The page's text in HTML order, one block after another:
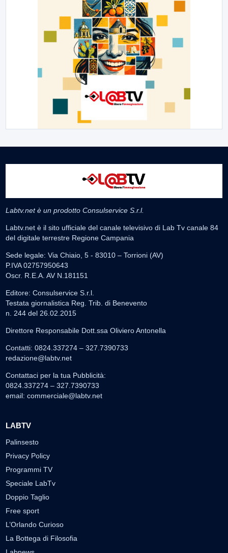
Labtv.net è un prodotto Consulservice S.r.l.
Labtv.net è il sito ufficiale del canale televisivo di Lab Tv canale 84
del digitale terrestre Regione Campania
Sede legale: Via Chiaio, 5 - 83010 – Torrioni (AV)
P.IVA 02757950643
Oscr. R.E.A. AV N.181151
Editore: Consulservice S.r.l.
Testata giornalistica Reg. Trib. di Benevento
n. 244 del 26.02.2015
Direttore Responsabile Dott.ssa Oliviero Antonella
Contatti: 0824.337274 – 327.7390733
redazione@labtv.net
Contattaci per la tua Pubblicità:
0824.337274 – 327.7390733
email: commerciale@labtv.net
LABTV
Palinsesto
Privacy Policy
Programmi TV
Speciale LabTv
Doppio Taglio
Free sport
L’Orlando Curioso
La Bottega di Filosofia